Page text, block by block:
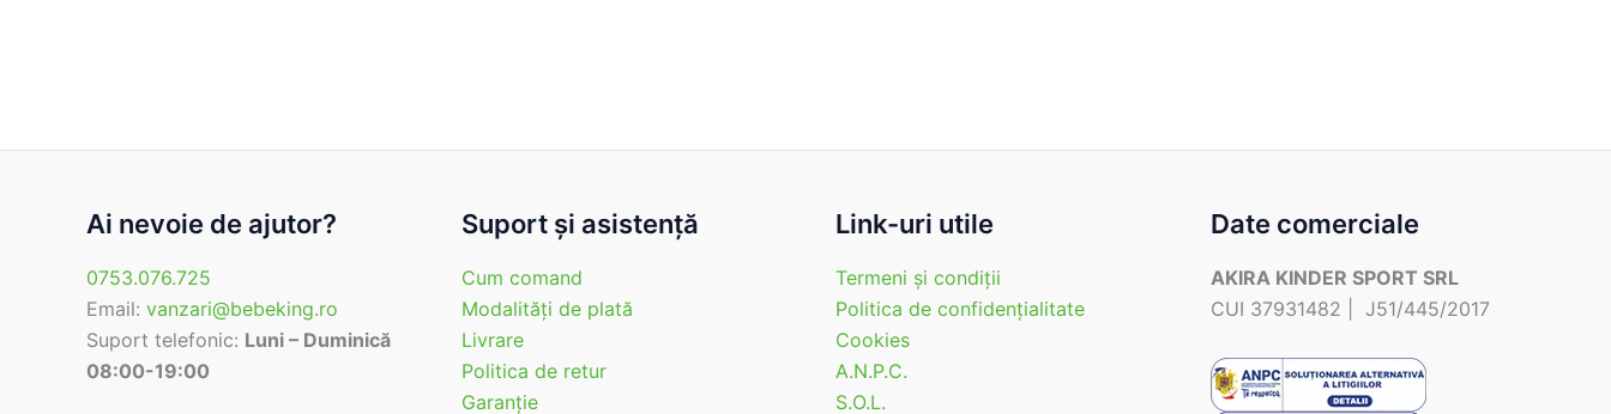
Ai nevoie de ajutor?
0753.076.725
Email: vanzari@bebeking.ro
Suport telefonic: Luni – Duminică
08:00-19:00
Suport şi asistenţă
Cum comand
Modalităţi de plată
Livrare
Politica de retur
Garanţie
Link-uri utile
Termeni şi condiţii
Politica de confidenţialitate
Cookies
A.N.P.C.
S.O.L.
Date comerciale
AKIRA KINDER SPORT SRL
CUI 37931482 | J51/445/2017